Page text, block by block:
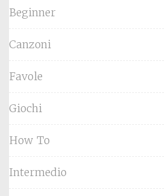
Beginner
Canzoni
Favole
Giochi
How To
Intermedio